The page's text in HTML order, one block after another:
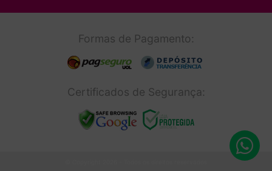
Formas de Pagamento:
Certificados de Segurança: